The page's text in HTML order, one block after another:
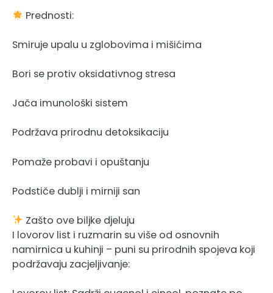
Prednosti:
Smiruje upalu u zglobovima i mišićima
Bori se protiv oksidativnog stresa
Jača imunološki sistem
Podržava prirodnu detoksikaciju
Pomaže probavi i opuštanju
Podstiče dublji i mirniji san
Zašto ove biljke djeluju
I lovorov list i ruzmarin su više od osnovnih
namirnica u kuhinji – puni su prirodnih spojeva koji
podržavaju zacjeljivanje: